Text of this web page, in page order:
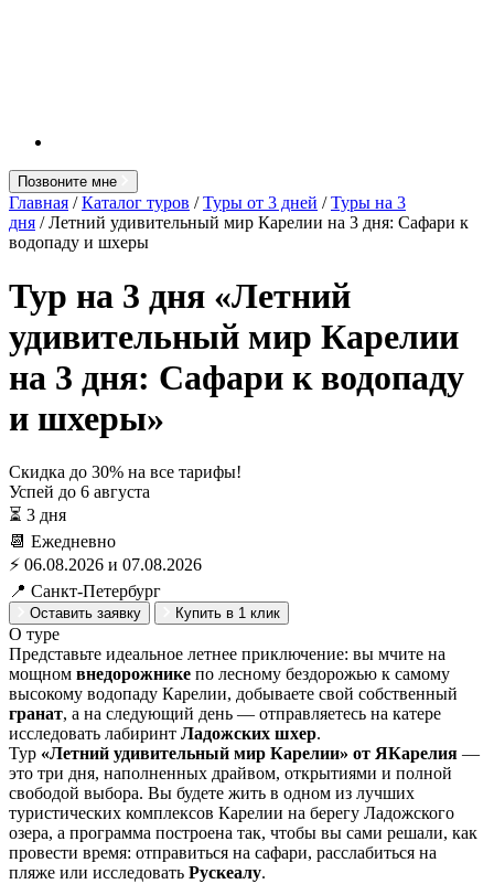
Позвоните мне
Главная /Каталог туров /Туры от 3 дней /Туры на 3
дня / Летний удивительный мир Карелии на 3 дня: Сафари к
водопаду и шхеры
Тур на 3 дня «Летний
удивительный мир Карелии
на 3 дня: Сафари к водопаду
и шхеры»
Скидка до 30% на все тарифы!
Успей до 6 августа
⏳ 3 дня
📆 Ежедневно
⚡ 06.08.2026 и 07.08.2026
📍 Санкт-Петербург
Оставить заявку Купить в 1 клик
О туре
Представьте идеальное летнее приключение: вы мчите на
мощном внедорожнике по лесному бездорожью к самому
высокому водопаду Карелии, добываете свой собственный
гранат, а на следующий день — отправляетесь на катере
исследовать лабиринт Ладожских шхер.
Тур «Летний удивительный мир Карелии» от ЯКарелия —
это три дня, наполненных драйвом, открытиями и полной
свободой выбора. Вы будете жить в одном из лучших
туристических комплексов Карелии на берегу Ладожского
озера, а программа построена так, чтобы вы сами решали, как
провести время: отправиться на сафари, расслабиться на
пляже или исследовать Рускеалу.